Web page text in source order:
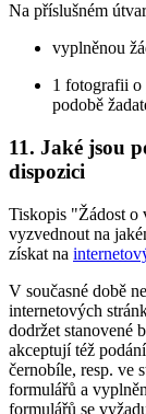
Na příslušném
vyplněnou
1 fotografii o
podobě
11. Jaké jsou
dispozici
Tiskopis "Žádost o
vyzvednout na
získat na
V současné době
internetových
dodržet stanovené
akceptují též
černobíle, resp. ve
formulářů a
formulářů se